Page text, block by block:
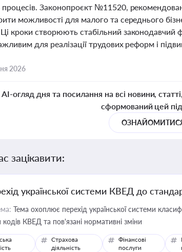
процесів. Законопроєкт №11520,
можливості для малого та середнього
кроки створюють стабільний законодавчий
для реалізації трудових реформ і
2026
огляд дня та посилання на всі новини,
сформований цей
зацікавити:
української системи КВЕД до
Тема охоплює перехід української системи
КВЕД та пов'язані нормативні зміни
Страхова
діяльність
Фінансові
послуги